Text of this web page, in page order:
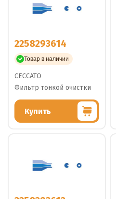
2258293614
Товар в наличии
CECCATO
Фильтр тонкой очистки
Купить